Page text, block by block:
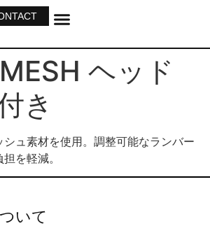
ヘッド
き
ュ素材を使用。調整可能なランバー
を軽減。
いて